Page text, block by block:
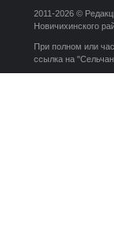
2011-2026 ©
Новичихинского
При полном или
ссылка на